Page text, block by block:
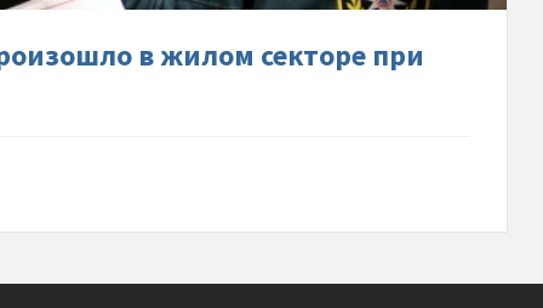
в жилом секторе при